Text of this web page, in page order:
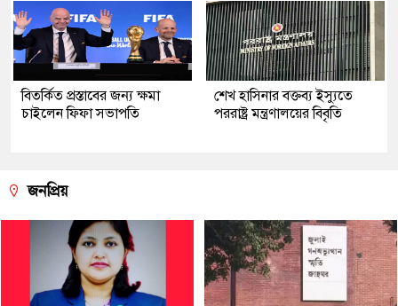
বিতর্কিত প্রস্তাবের জন্য ক্ষমা
চাইলেন ফিফা সভাপতি
শেখ হাসিনার বক্তব্য ইস্যুতে
পররাষ্ট্র মন্ত্রণালয়ের বিবৃতি
জনপ্রিয়